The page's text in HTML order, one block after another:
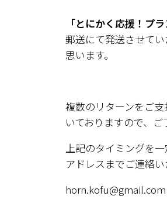
「とにかく応援！プ
郵送にて発送させて
思います。
複数のリターンをご
いておりますので、ご
上記のタイミングを
アドレスまでご連絡い
horn.kofu@gmail.com